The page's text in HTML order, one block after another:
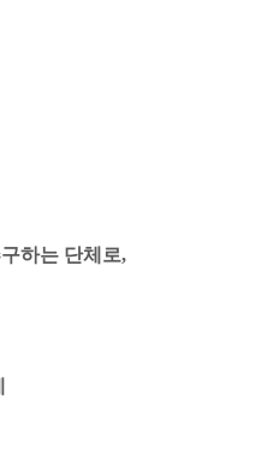
하는 단체로,